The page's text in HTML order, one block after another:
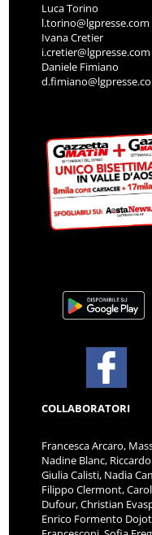
Luca Torino
l.torino@lgpresse.com
Ivana Cretier
i.cretier@lgpresse.com
Daniele Fimiano
COLLABORATORI
Francesca Arcaro,
Nadine Blanc,
Giulia Calisti, Nadia
Filippo Clermont,
Dufour, Christian
Enrico Formento